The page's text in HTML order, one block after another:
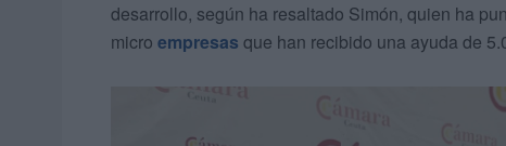
desarrollo, según ha resaltado Simón, quien ha
micro empresas que han recibido una ayuda de